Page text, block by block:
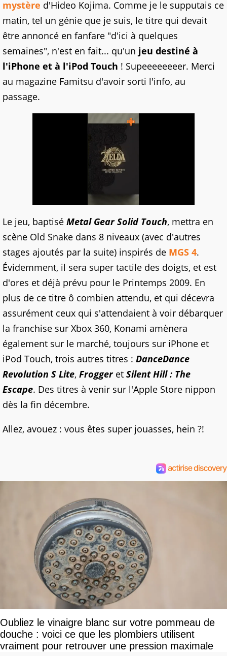
mystère d'Hideo Kojima. Comme je le supputais ce
matin, tel un génie que je suis, le titre qui devait
être annoncé en fanfare "d'ici à quelques
semaines", n'est en fait... qu'un jeu destiné à
l'iPhone et à l'iPod Touch ! Supeeeeeeeer. Merci
au magazine Famitsu d'avoir sorti l'info, au
passage.
Le jeu, baptisé Metal Gear Solid Touch, mettra en
scène Old Snake dans 8 niveaux (avec d'autres
stages ajoutés par la suite) inspirés de MGS 4.
Évidemment, il sera super tactile des doigts, et est
d'ores et déjà prévu pour le Printemps 2009. En
plus de ce titre ô combien attendu, et qui décevra
assurément ceux qui s'attendaient à voir débarquer
la franchise sur Xbox 360, Konami amènera
également sur le marché, toujours sur iPhone et
iPod Touch, trois autres titres : DanceDance
Revolution S Lite, Froggeret Silent Hill : The
Escape. Des titres à venir sur l'Apple Store nippon
dès la fin décembre.
Allez, avouez : vous êtes super jouasses, hein ?!
Oubliez le vinaigre blanc sur votre pommeau de
douche : voici ce que les plombiers utilisent
vraiment pour retrouver une pression maximale